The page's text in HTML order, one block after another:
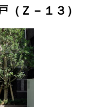
Ｚ－１３）